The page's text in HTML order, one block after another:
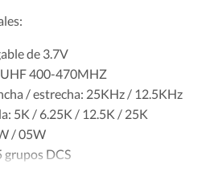
de 3.7V
UHF 400-470MHZ
/ estrecha: 25KHz / 12.5KHz
5K / 6.25K / 12.5K / 25K
/ 05W
grupos DCS